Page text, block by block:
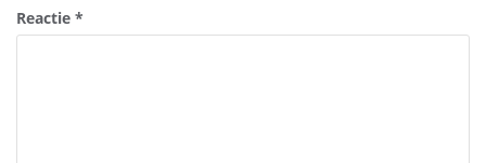
Reactie *